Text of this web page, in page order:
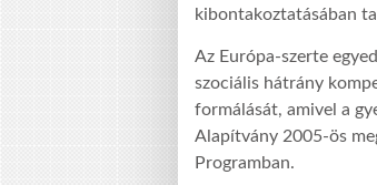
kibontakoztatásában
Az Európa-szerte
szociális hátrány
formálását, amivel a
Alapítvány 2005-ös
Programban.